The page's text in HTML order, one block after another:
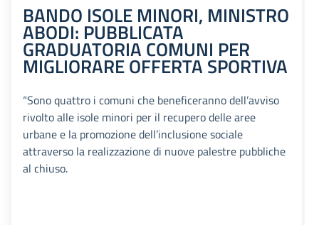
BANDO ISOLE MINORI, MINISTRO
ABODI: PUBBLICATA
GRADUATORIA COMUNI PER
MIGLIORARE OFFERTA SPORTIVA
“Sono quattro i comuni che beneficeranno dell’avviso
rivolto alle isole minori per il recupero delle aree
urbane e la promozione dell’inclusione sociale
attraverso la realizzazione di nuove palestre pubbliche
al chiuso.